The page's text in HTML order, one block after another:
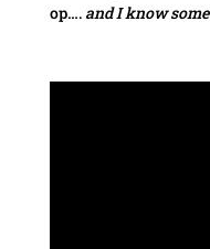
op…. and I know